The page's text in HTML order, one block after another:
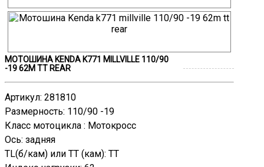
МОТОШИНА KENDA K771 MILLVILLE 110/90
-19 62M TT REAR
Артикул: 281810
Размерность: 110/90 -19
Класс мотоцикла : Мотокросс
Ось: задняя
TL(б/кам) или TT (кам): TT